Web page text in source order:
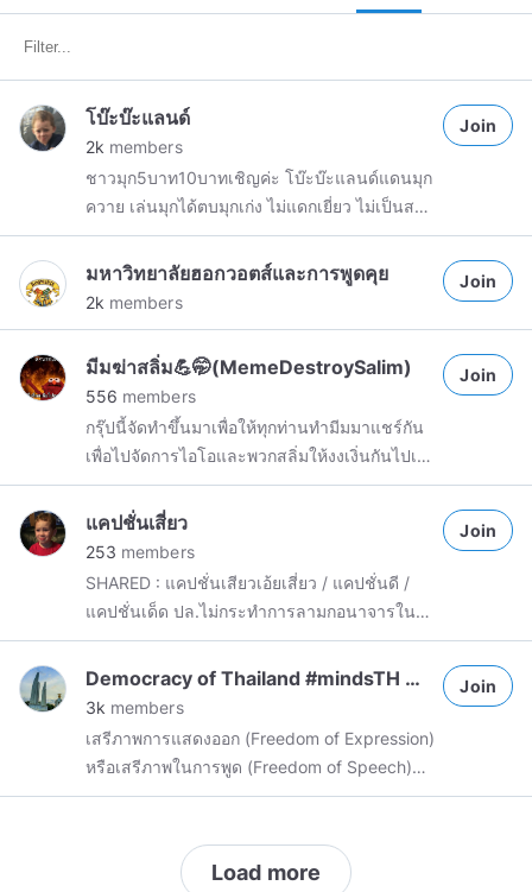
โบ๊ะบ๊ะแลนด์
2k members
ชาวมุก5บาท10บาทเชิญค่ะ โบ๊ะบ๊ะแลนด์แดนมุก
ควาย เล่นมุกได้ตบมุกเก่ง ไม่แดกเยี่ยว ไม่เป็นสลิ่ม
ขอบคุณค่าาาาา
Join
มหาวิทยาลัยฮอกวอตส์และการพูดคุย
2k members
Join
มีมฆ่าสลิ่ม💪🤭(MemeDestroySalim)
556 members
กรุ๊ปนี้จัดทำขึ้นมาเพื่อให้ทุกท่านทำมีมมาแชร์กัน
เพื่อไปจัดการไอโอและพวกสลิ่มให้งงเงิ่นกันไปเลย
ค่ะจะ จะเอาฮาก็ได้ไม่ว่ากัน มีมแปรว่าอิสระ มีม
ของฉันจะไม่ตกเป็นทาสคุณหรอกค่าาาา
Join
แคปชั่นเสี่ยว
253 members
SHARED : แคปชั่นเสียวเอ้ยเสี่ยว / แคปชั่นดี /
แคปชั่นเด็ด ปล.ไม่กระทำการลามกอนาจารใน
กลุ่มนะครับบ ขอบคุณมาก /พับไมค์
Join
Democracy of Thailand #mindsTH #thailand
3k members
เสรีภาพการแสดงออก (Freedom of Expression)
หรือเสรีภาพในการพูด (Freedom of Speech)
เป็นสิทธิมนุษยชนตามกฎหมายและมาตรฐานสิทธิ
สามารถที่จะแสดงออกหรือสื่อสารความรู้สึกนึกคิด
หรือความเห็น ทั้งด้วยการพูด การแสดงท่าทาง
Join
Load more